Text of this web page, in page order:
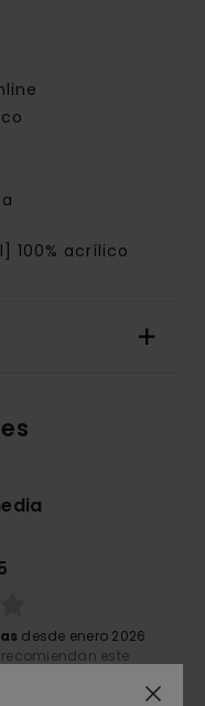
100% acrílico
desde enero 2026
recomiendan este